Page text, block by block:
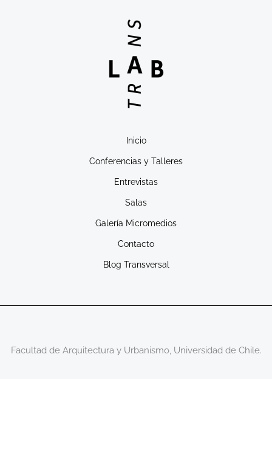
Inicio
Conferencias y Talleres
Entrevistas
Salas
Galería Micromedios
Contacto
Blog Transversal
Facultad de Arquitectura y Urbanismo, Universidad de Chile.